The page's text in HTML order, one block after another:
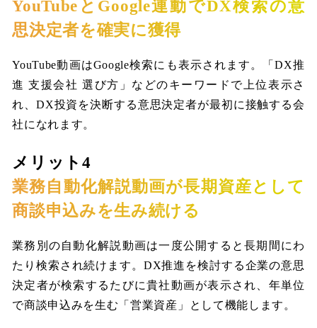
YouTubeとGoogle連動でDX検索の意
思決定者を確実に獲得
YouTube動画はGoogle検索にも表示されます。「DX推
進 支援会社 選び方」などのキーワードで上位表示さ
れ、DX投資を決断する意思決定者が最初に接触する会
社になれます。
メリット4
業務自動化解説動画が長期資産として
商談申込みを生み続ける
業務別の自動化解説動画は一度公開すると長期間にわ
たり検索され続けます。DX推進を検討する企業の意思
決定者が検索するたびに貴社動画が表示され、年単位
で商談申込みを生む「営業資産」として機能します。